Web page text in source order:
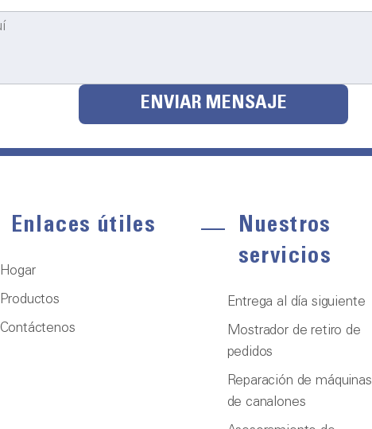
ENVIAR MENSAJE
Enlaces útiles
Hogar
Productos
Contáctenos
Nuestros
servicios
Entrega al día siguiente
Mostrador de retiro de
pedidos
Reparación de máquinas
de canalones